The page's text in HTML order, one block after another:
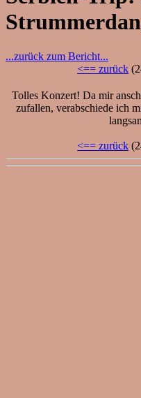
...zurück zum Bericht...
<== zurück
Tolles Konzert! Da mir
zufallen, verabschiede ich
<== zurück